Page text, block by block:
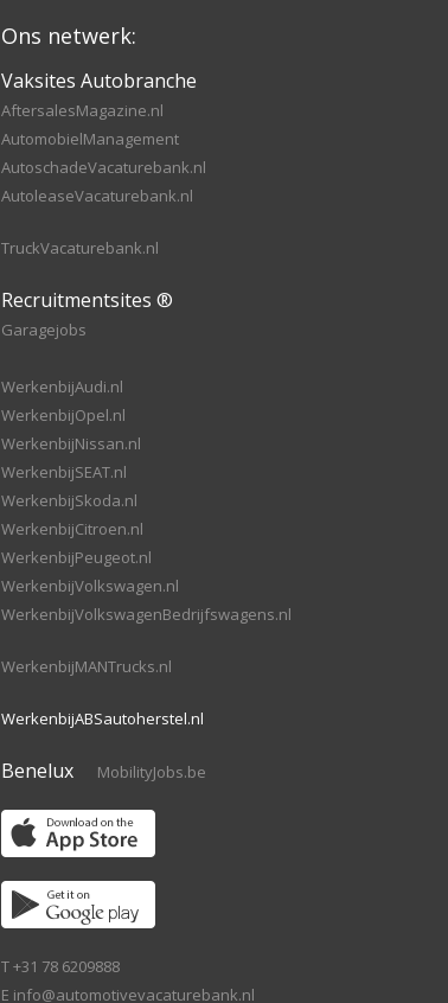
Ons netwerk:
Vaksites Autobranche
AftersalesMagazine.nl
AutomobielManagement
AutoschadeVacaturebank.nl
AutoleaseVacaturebank.nl
TruckVacaturebank.nl
Recruitmentsites ®
Garagejobs
WerkenbijAudi.nl
WerkenbijOpel.nl
WerkenbijNissan.nl
WerkenbijSEAT.nl
WerkenbijSkoda.nl
WerkenbijCitroen.nl
WerkenbijPeugeot.nl
WerkenbijVolkswagen.nl
WerkenbijVolkswagenBedrijfswagens.nl
WerkenbijMANTrucks.nl
WerkenbijABSautoherstel.nl
Benelux MobilityJobs.be
T +31 78 6209888
E info@automotivevacaturebank.nl